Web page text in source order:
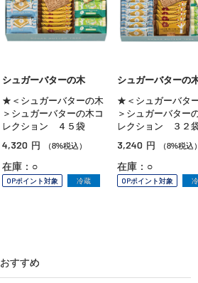
シュガーバターの木
★＜シュガーバターの木
＞シュガーバターの木コ
レクション ４５袋
4,320 円 （8%税込）
在庫：○
OPポイント対象 冷蔵
シュガーバターの
★＜シュガーバタ
＞シュガーバター
レクション ３２
3,240 円 （8%税込
在庫：○
OPポイント対象
おすすめ